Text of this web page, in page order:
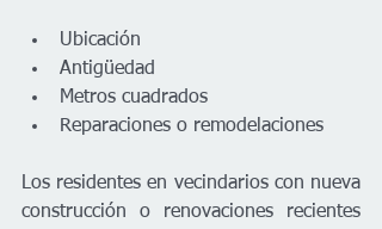
Ubicación
Antigüedad
Metros cuadrados
Reparaciones o remodelaciones
Los residentes en vecindarios con nueva
construcción o renovaciones recientes